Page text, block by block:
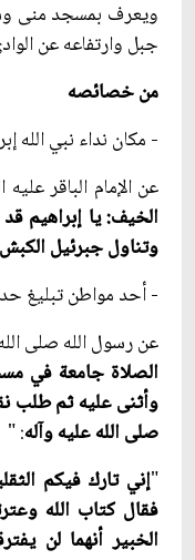
ويعرف بمسجد منى
جبل وارتفاعه عن
من خصائصه
- مكان نداء نبي الله
عن الإمام الباقر
الخيف: يا إبراهيم
وتناول جبرئيل
- أحد مواطن تبليغ
عن رسول الله صلى
الصلاة جامعة في
وأثنى عليه ثم طلب
صلى الله عليه وآله: "
"إني تارك فيكم
فقال كتاب الله
الخبير أنهما لن